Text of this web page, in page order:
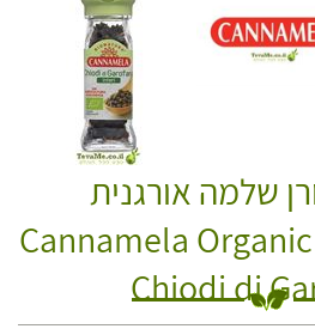
שלמה אורגנית
Cannamela
Chiodi di